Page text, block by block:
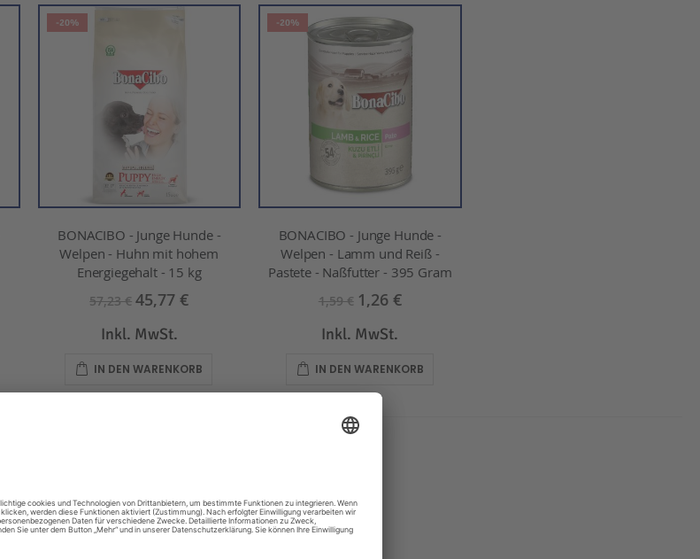
Reihenfolge
-20%
BONACIBO - Junge Hunde -
Welpen - Huhn mit hohem
Energiegehalt - 15 kg
57,23 € 45,77 €
Inkl. MwSt.
IN DEN WARENKORB
-20%
BONACIBO - Junge Hunde -
Welpen - Lamm und Reiß -
Pastete - Naßfutter - 395 Gram
1,59 € 1,26 €
Inkl. MwSt.
IN DEN WARENKORB